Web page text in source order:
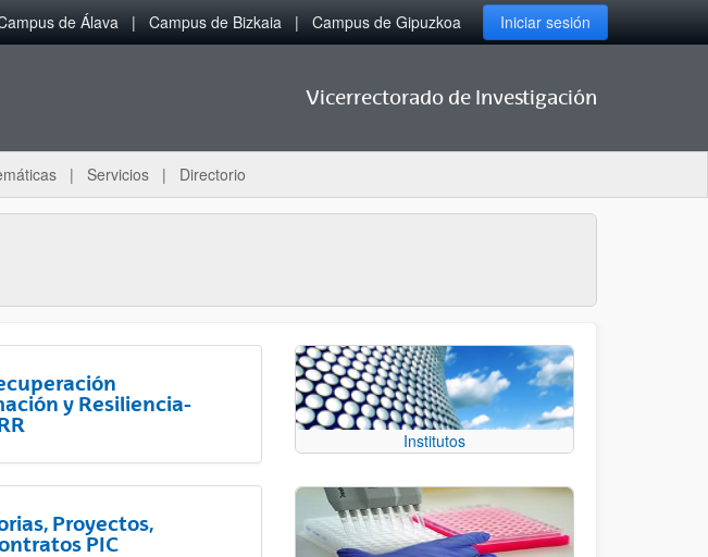
de Álava Campus de Bizkaia Campus de Gipuzkoa Iniciar sesión
Vicerrectorado de Investigación
Servicios Directorio
y Resiliencia-
Proyectos,
PIC
Institutos